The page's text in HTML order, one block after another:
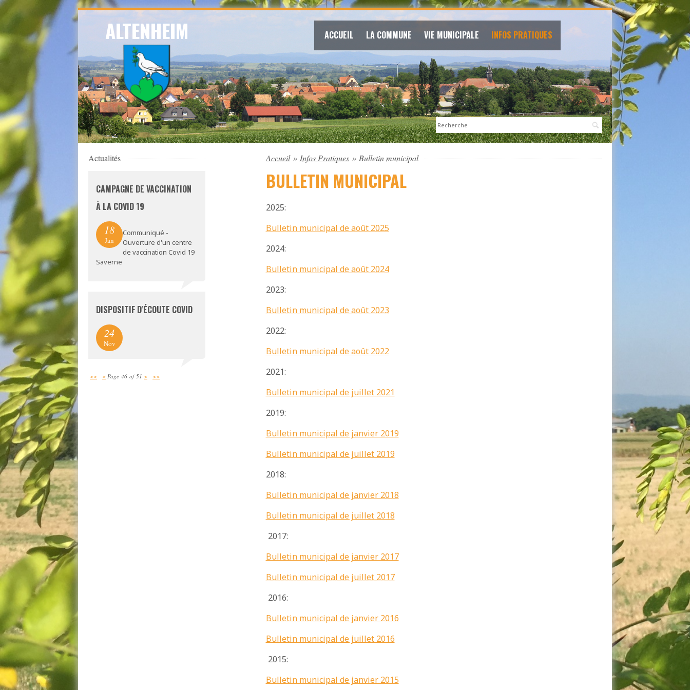
Skip
navigation
Skip
to
content
ALTENHEIM ACCUEIL LA COMMUNE VIE MUNICIPALE INFOS PRATIQUES
Search:
Accueil » Infos Pratiques » Bulletin municipal
BULLETIN MUNICIPAL
2025:
Bulletin municipal de août 2025
2024:
Bulletin municipal de août 2024
2023:
Bulletin municipal de août 2023
2022:
Bulletin municipal de août 2022
2021:
Bulletin municipal de juillet 2021
2019:
Bulletin municipal de janvier 2019
Bulletin municipal de juillet 2019
2018:
Bulletin municipal de janvier 2018
Bulletin municipal de juillet 2018
2017:
Bulletin municipal de janvier 2017
Bulletin municipal de juillet 2017
2016:
Bulletin municipal de janvier 2016
Bulletin municipal de juillet 2016
2015:
Bulletin municipal de janvier 2015
Actualités
CAMPAGNE DE VACCINATION
À LA COVID 19
18
Jan
Communiqué -
Ouverture d'un centre
de vaccination Covid 19
Saverne
DISPOSITIF D'ÉCOUTE COVID
24
Nov
<< < Page 46 of 51 > >>